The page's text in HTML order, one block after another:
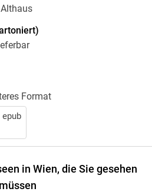
Format
in Wien, die Sie gesehen